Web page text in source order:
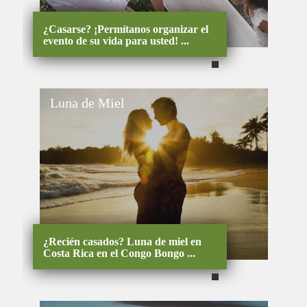
¿Casarse? ¡Permítanos organizar el
evento de su vida para usted! ...
Luna de Miel
¿Recién casados? Luna de miel en
Costa Rica en el Congo Bongo ...